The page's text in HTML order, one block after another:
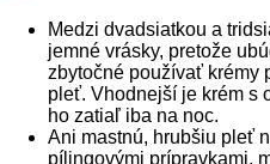
Medzi dvadsiatkou a
jemné vrásky, pretože
zbytočné používať krémy
pleť. Vhodnejší je krém s
ho zatiaľ iba na noc.
Ani mastnú, hrubšiu pleť
pílingovými prípravkami,